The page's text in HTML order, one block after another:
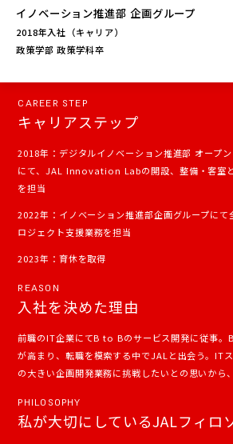
インターンシップ
Group
New Graduate
新卒採用
Career
キャリア採用
イノベーション推進部 企画グループ
2018年入社（キャリア）
政策学部 政策学科卒
CAREER STEP
キャリアステップ
2018年：デジタルイノベーション推進部 オープ
にて、JAL Innovation Labの開設、整備・客室
を担当
2022年：イノベーション推進部企画グループにて
ロジェクト支援業務を担当
2023年：育休を取得
REASON
入社を決めた理由
前職のIT企業にてB to Bのサービス開発に従事。
が高まり、転職を模索する中でJALと出会う。IT
の大きい企画開発業務に挑戦したいとの思いから
PHILOSOPHY
私が大切にしているJALフィロ